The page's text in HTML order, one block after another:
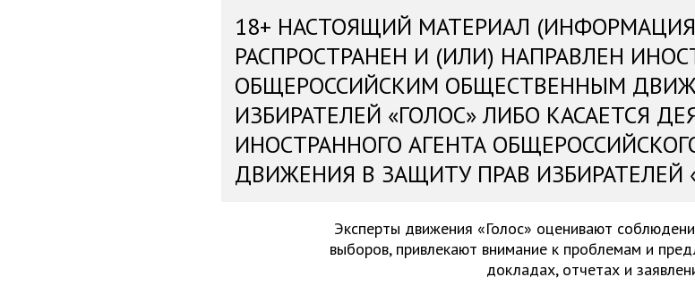
18+ НАСТОЯЩИЙ МАТЕРИАЛ
РАСПРОСТРАНЕН И (ИЛИ) НАПРАВЛЕН
ОБЩЕРОССИЙСКИМ ОБЩЕСТВЕННЫМ
ИЗБИРАТЕЛЕЙ «ГОЛОС» ЛИБО КАСАЕТСЯ
ИНОСТРАННОГО АГЕНТА
ДВИЖЕНИЯ В ЗАЩИТУ ПРАВ ИЗБИРАТЕЛЕЙ
Эксперты движения «Голос» оценивают
выборов, привлекают внимание к проблемам и
докладах, отчетах и